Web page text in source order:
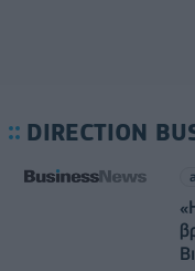
DIRECTION